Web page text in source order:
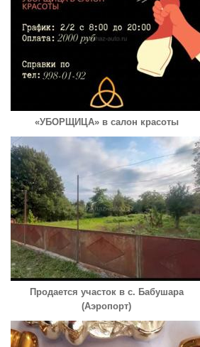
«УБОРЩИЦА» в салон красоты
Продается участок в с. Бабушара
(Аэропорт)